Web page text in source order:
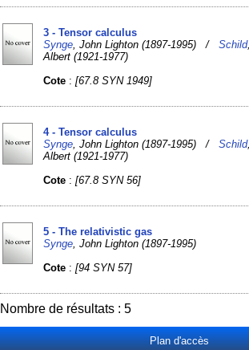
3 - Tensor calculus
Synge , John Lighton (1897-1995) /Schild,
Albert (1921-1977)
Cote :[67.8 SYN 1949]
4 - Tensor calculus
Synge , John Lighton (1897-1995) /Schild,
Albert (1921-1977)
Cote :[67.8 SYN 56]
5 - The relativistic gas
Synge , John Lighton (1897-1995)
Cote :[94 SYN 57]
Nombre de résultats : 5
Plan d'accès